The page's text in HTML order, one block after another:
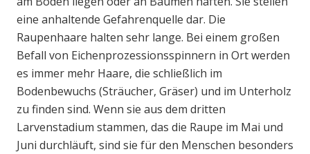
eine anhaltende Gefahrenquelle dar. Die
Raupenhaare halten sehr lange. Bei einem großen
Befall von Eichenprozessionsspinnern in Ort werden
es immer mehr Haare, die schließlich im
Bodenbewuchs (Sträucher, Gräser) und im Unterholz
zu finden sind. Wenn sie aus dem dritten
Larvenstadium stammen, das die Raupe im Mai und
Juni durchläuft, sind sie für den Menschen besonders